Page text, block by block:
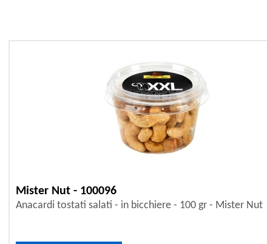
Mister Nut - 100096
Anacardi tostati salati - in bicchiere - 100 gr - Mister Nut